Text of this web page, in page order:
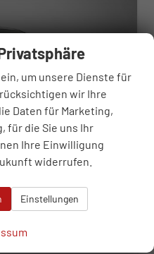
um unsere Dienste für
wir Ihre
Daten für Marketing,
für die Sie uns Ihr
Ihre Einwilligung
widerrufen.
Einstellungen